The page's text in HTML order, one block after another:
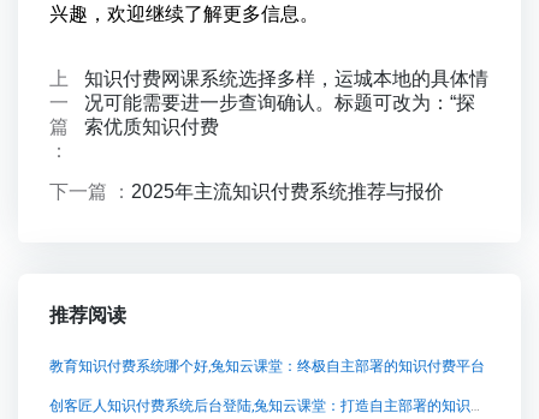
兴趣，欢迎继续了解更多信息。
上
一
篇
：
知识付费网课系统选择多样，运城本地的具体情
况可能需要进一步查询确认。标题可改为：“探
索优质知识付费
下一篇 ： 2025年主流知识付费系统推荐与报价
推荐阅读
教育知识付费系统哪个好,兔知云课堂：终极自主部署的知识付费平台
创客匠人知识付费系统后台登陆,兔知云课堂：打造自主部署的知识付费系统